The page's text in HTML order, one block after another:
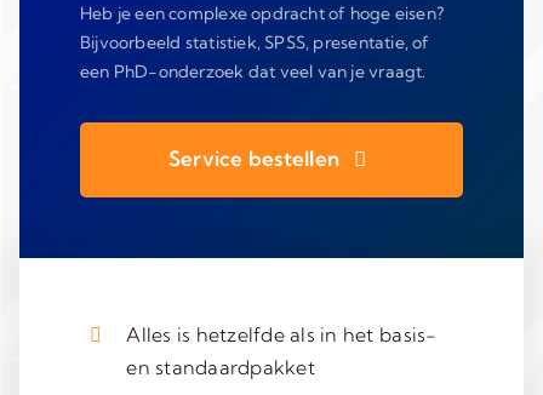
Heb je een complexe opdracht of hoge eisen?
Bijvoorbeeld statistiek, SPSS, presentatie, of
een PhD-onderzoek dat veel van je vraagt.
Service bestellen
Alles is hetzelfde als in het basis-
en standaardpakket